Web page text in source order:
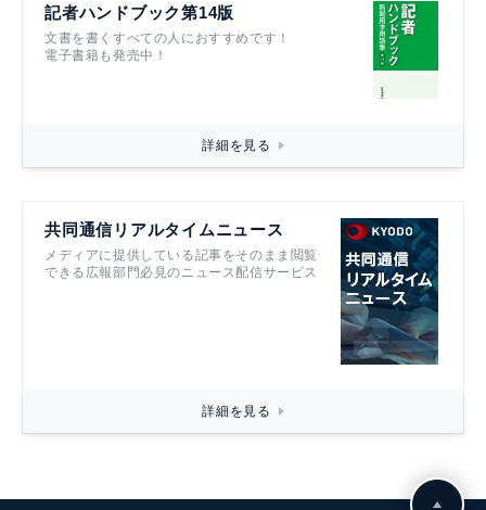
記者ハンドブック第14版
文書を書くすべての人におすすめです！
電子書籍も発売中！
詳細を見る
共同通信リアルタイムニュース
メディアに提供している記事をそのまま閲覧
できる広報部門必見のニュース配信サービス
詳細を見る